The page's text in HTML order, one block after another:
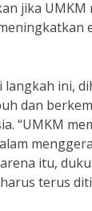
jika UMKM
langkah ini,
dan
“UMKM
itu,
terus